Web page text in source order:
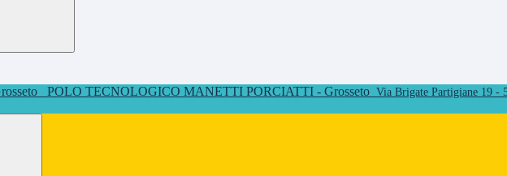
POLO TECNOLOGICO MANETTI PORCIATTI - Grosseto Via Brigate Partigiane 19 -